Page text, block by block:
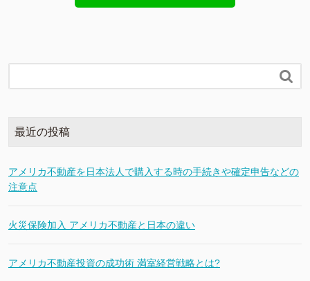

最近の投稿
アメリカ不動産を日本法人で購入する時の手続きや確定申告などの
注意点
火災保険加入 アメリカ不動産と日本の違い
アメリカ不動産投資の成功術 満室経営戦略とは?